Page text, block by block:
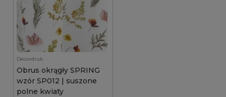
Decordruk
Obrus okrągły SPRING
wzór SP012 | suszone
polne kwiaty